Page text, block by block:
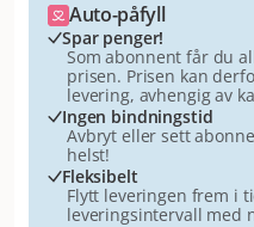
Auto-påfyll
Spar penger!
Som abonnent får du
prisen. Prisen kan
levering, avhengig av
Ingen bindningstid
Avbryt eller sett
helst!
Fleksibelt
Flytt leveringen frem i
leveringsintervall med